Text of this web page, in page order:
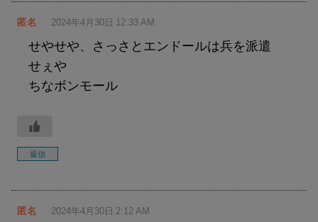
匿名 2024年4月30日 12:33 AM
せやせや、さっさとエンドールは兵を派遣
せぇや
ちなボンモール
返信
匿名 2024年4月30日 2:12 AM